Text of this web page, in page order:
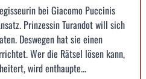
bei Giacomo Puccinis
Prinzessin Turandot will sich
Deswegen hat sie einen
Wer die Rätsel lösen kann,
wird enthaupte...